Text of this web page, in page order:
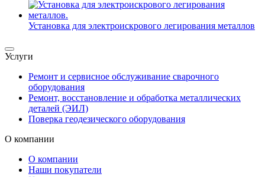
Установка для электроискрового легирования металлов
Услуги
Ремонт и сервисное обслуживание сварочного
оборудования
Ремонт, восстановление и обработка металлических
деталей (ЭИЛ)
Поверка геодезического оборудования
О компании
О компании
Наши покупатели